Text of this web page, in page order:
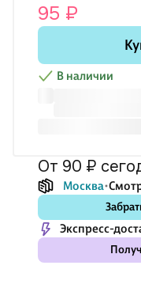
95 ₽
В наличии
от 90 ₽
Москва
Экспресс-